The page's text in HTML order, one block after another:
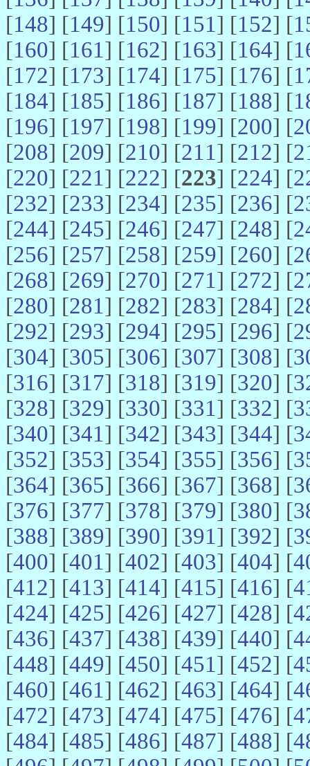
[148] [149] [150] [151] [152] [
[160] [161] [162] [163] [164] [
[172] [173] [174] [175] [176] [
[184] [185] [186] [187] [188] [
[196] [197] [198] [199] [200] [
[208] [209] [210] [211] [212] [
[220] [221] [222] [223] [224] [
[232] [233] [234] [235] [236] [
[244] [245] [246] [247] [248] [
[256] [257] [258] [259] [260] [
[268] [269] [270] [271] [272] [
[280] [281] [282] [283] [284] [
[292] [293] [294] [295] [296] [
[304] [305] [306] [307] [308] [
[316] [317] [318] [319] [320] [
[328] [329] [330] [331] [332] [
[340] [341] [342] [343] [344] [
[352] [353] [354] [355] [356] [
[364] [365] [366] [367] [368] [
[376] [377] [378] [379] [380] [
[388] [389] [390] [391] [392] [
[400] [401] [402] [403] [404] [
[412] [413] [414] [415] [416] [
[424] [425] [426] [427] [428] [
[436] [437] [438] [439] [440] [
[448] [449] [450] [451] [452] [
[460] [461] [462] [463] [464] [
[472] [473] [474] [475] [476] [
[484] [485] [486] [487] [488] [